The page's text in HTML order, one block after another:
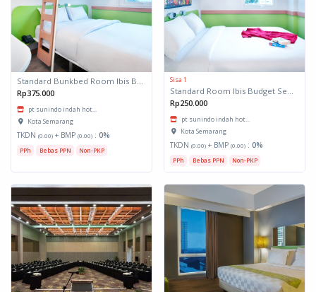
Rp375.000
pt sunindo indah hot...
Kota Semarang
TKDN (0.00) + BMP (0.00) : 0%
PPh Bebas PPN Non-PKP
Sisa 1
Rp250.000
pt sunindo indah hot...
Kota Semarang
TKDN (0.00) + BMP (0.00) : 0%
PPh Bebas PPN Non-PKP